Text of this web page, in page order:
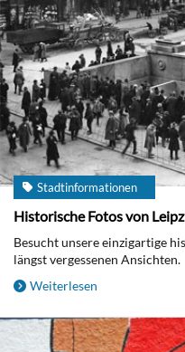
Stadtinformationen
Historische Fotos von
Besucht unsere einzigartige
längst vergessenen Ansichten.
Weiterlesen